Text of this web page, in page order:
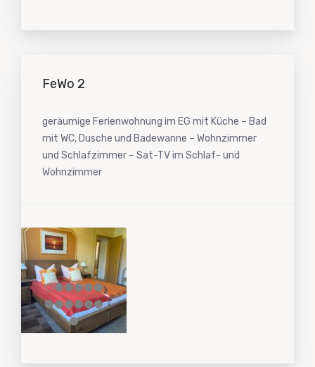
FeWo 2
geräumige Ferienwohnung im EG mit Küche – Bad
mit WC, Dusche und Badewanne – Wohnzimmer
und Schlafzimmer – Sat-TV im Schlaf- und
Wohnzimmer